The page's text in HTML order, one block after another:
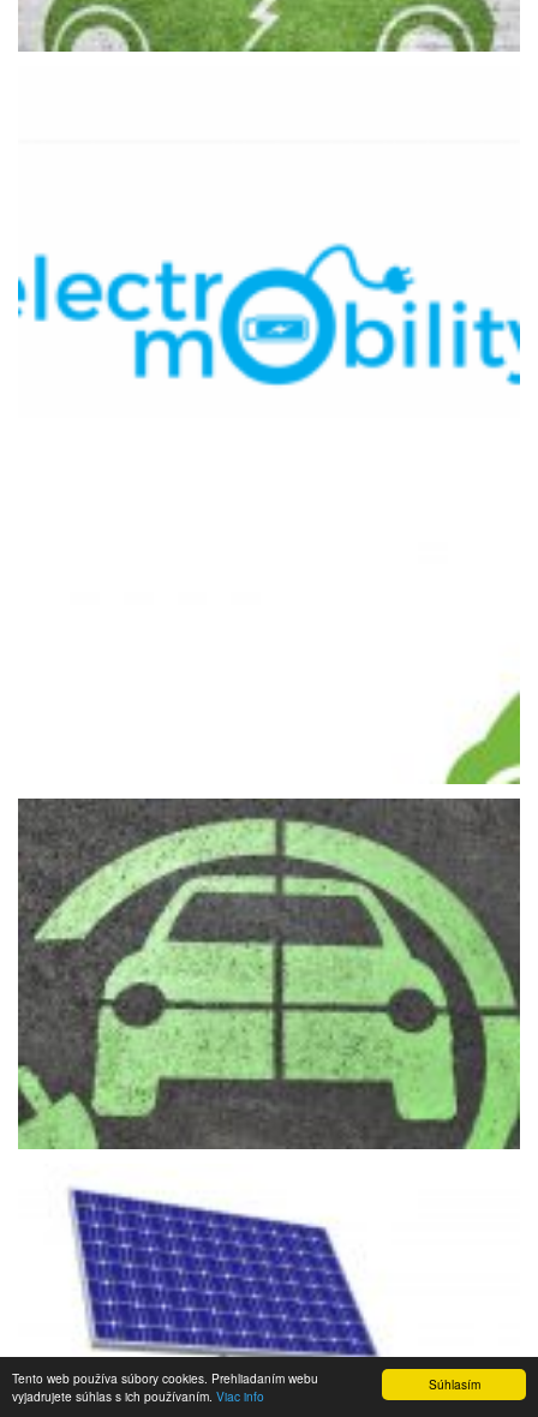
Súhlasím
Tento web používa súbory cookies. Prehliadaním webu
vyjadrujete súhlas s ich používaním. Viac info